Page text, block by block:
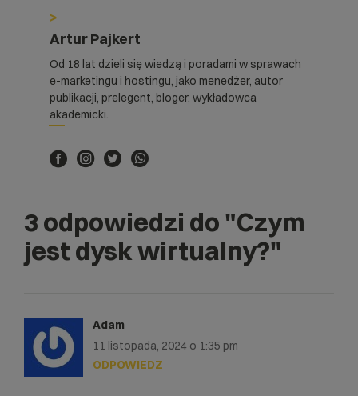
>
Artur Pajkert
Od 18 lat dzieli się wiedzą i poradami w sprawach
e-marketingu i hostingu, jako menedżer, autor
publikacji, prelegent, bloger, wykładowca
akademicki.
3 odpowiedzi do "Czym
jest dysk wirtualny?"
Adam
11 listopada, 2024 o 1:35 pm
ODPOWIEDZ